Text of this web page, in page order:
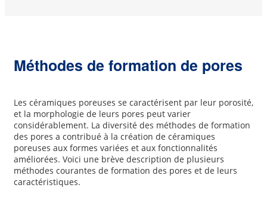
Méthodes de formation de pores
Les céramiques poreuses se caractérisent par leur porosité,
et la morphologie de leurs pores peut varier
considérablement. La diversité des méthodes de formation
des pores a contribué à la création de céramiques
poreuses aux formes variées et aux fonctionnalités
améliorées. Voici une brève description de plusieurs
méthodes courantes de formation des pores et de leurs
caractéristiques.